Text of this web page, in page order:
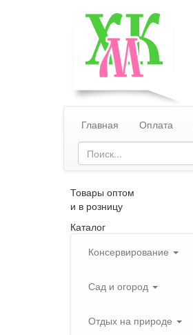
Главная Оплата
Товары оптом
и в розницу
Каталог
Консервирование
Сад и огород
Отдых на природе